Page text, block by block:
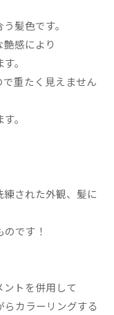
髪色です。
感により
。
重たく見えません
。
された外観、髪に
です！
ントを併用して
カラーリングする